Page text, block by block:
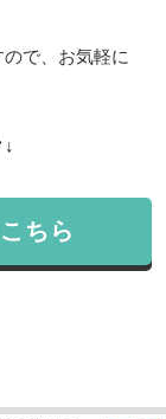
で、お気軽に
ちら